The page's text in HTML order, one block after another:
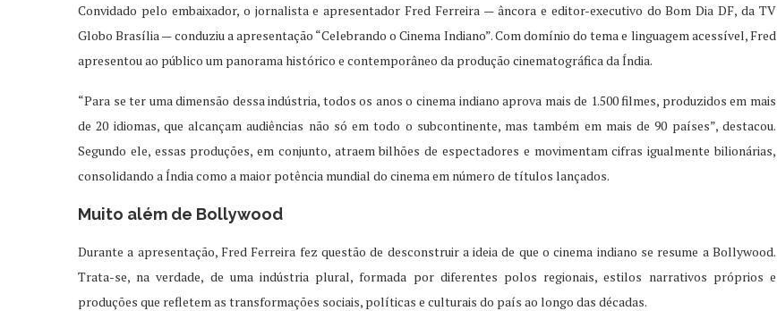
Convidado pelo embaixador, o jornalista e apresentador Fred Ferreira — âncora e editor-executivo do Bom Dia DF, da TV
Globo Brasília — conduziu a apresentação “Celebrando o Cinema Indiano”. Com domínio do tema e linguagem acessível, Fred
apresentou ao público um panorama histórico e contemporâneo da produção cinematográfica da Índia.
“Para se ter uma dimensão dessa indústria, todos os anos o cinema indiano aprova mais de 1.500 filmes, produzidos em mais
de 20 idiomas, que alcançam audiências não só em todo o subcontinente, mas também em mais de 90 países”, destacou.
Segundo ele, essas produções, em conjunto, atraem bilhões de espectadores e movimentam cifras igualmente bilionárias,
consolidando a Índia como a maior potência mundial do cinema em número de títulos lançados.
Muito além de Bollywood
Durante a apresentação, Fred Ferreira fez questão de desconstruir a ideia de que o cinema indiano se resume a Bollywood.
Trata-se, na verdade, de uma indústria plural, formada por diferentes polos regionais, estilos narrativos próprios e
produções que refletem as transformações sociais, políticas e culturais do país ao longo das décadas.